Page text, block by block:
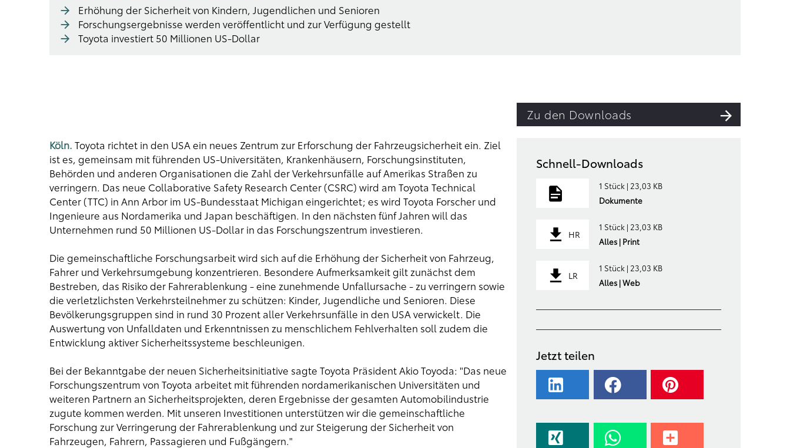
Erhöhung der Sicherheit von Kindern, Jugendlichen und Senioren
Forschungsergebnisse werden veröffentlicht und zur Verfügung gestellt
Toyota investiert 50 Millionen US-Dollar
Zu den Downloads
Köln. Toyota richtet in den USA ein neues Zentrum zur Erforschung der Fahrzeugsicherheit ein. Ziel
ist es, gemeinsam mit führenden US-Universitäten, Krankenhäusern, Forschungsinstituten,
Behörden und anderen Organisationen die Zahl der Verkehrsunfälle auf Amerikas Straßen zu
verringern. Das neue Collaborative Safety Research Center (CSRC) wird am Toyota Technical
Center (TTC) in Ann Arbor im US-Bundesstaat Michigan eingerichtet; es wird Toyota Forscher und
Ingenieure aus Nordamerika und Japan beschäftigen. In den nächsten fünf Jahren will das
Unternehmen rund 50 Millionen US-Dollar in das Forschungszentrum investieren.
Die gemeinschaftliche Forschungsarbeit wird sich auf die Erhöhung der Sicherheit von Fahrzeug,
Fahrer und Verkehrsumgebung konzentrieren. Besondere Aufmerksamkeit gilt zunächst dem
Bestreben, das Risiko der Fahrerablenkung - eine zunehmende Unfallursache - zu verringern sowie
die verletzlichsten Verkehrsteilnehmer zu schützen: Kinder, Jugendliche und Senioren. Diese
Bevölkerungsgruppen sind in rund 30 Prozent aller Verkehrsunfälle in den USA verwickelt. Die
Auswertung von Unfalldaten und Erkenntnissen zu menschlichem Fehlverhalten soll zudem die
Entwicklung aktiver Sicherheitssysteme beschleunigen.
Bei der Bekanntgabe der neuen Sicherheitsinitiative sagte Toyota Präsident Akio Toyoda: "Das neue
Forschungszentrum von Toyota arbeitet mit führenden nordamerikanischen Universitäten und
weiteren Partnern an Sicherheitsprojekten, deren Ergebnisse der gesamten Automobilindustrie
zugute kommen werden. Mit unseren Investitionen unterstützen wir die gemeinschaftliche
Forschung zur Verringerung der Fahrerablenkung und zur Steigerung der Sicherheit von
Fahrzeugen, Fahrern, Passagieren und Fußgängern."
Schnell-Downloads
1 Stück | 23,03 KB
Dokumente
HR
1 Stück | 23,03 KB
Alles | Print
LR
1 Stück | 23,03 KB
Alles | Web
Jetzt teilen